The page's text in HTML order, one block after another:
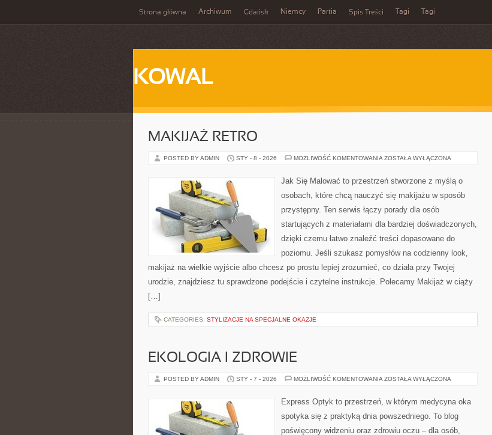
Strona główna Archiwum Gdańsk Niemcy Partia Spis Treści Tagi Tagi
KOWAL
MAKIJAŻ RETRO
POSTED BY ADMIN STY - 8 - 2026 MOŻLIWOŚĆ KOMENTOWANIA MAKIJAŻ
ZOSTAŁA WYŁĄCZONA
Jak Się Malować to przestrzeń stworzone z myślą o
osobach, które chcą nauczyć się makijażu w sposób
przystępny. Ten serwis łączy porady dla osób
startujących z materiałami dla bardziej doświadczonych,
dzięki czemu łatwo znaleźć treści dopasowane do
poziomu. Jeśli szukasz pomysłów na codzienny look,
makijaż na wielkie wyjście albo chcesz po prostu lepiej zrozumieć, co działa przy Twojej
urodzie, znajdziesz tu sprawdzone podejście i czytelne instrukcje. Polecamy Makijaż w ciąży
[…]
CATEGORIES: STYLIZACJE NA SPECJALNE OKAZJE
EKOLOGIA I ZDROWIE
POSTED BY ADMIN STY - 7 - 2026 MOŻLIWOŚĆ KOMENTOWANIA EKOLOGIA
ZOSTAŁA WYŁĄCZONA
Express Optyk to przestrzeń, w którym medycyna oka
spotyka się z praktyką dnia powszedniego. To blog
poświęcony widzeniu oraz zdrowiu oczu – dla osób,